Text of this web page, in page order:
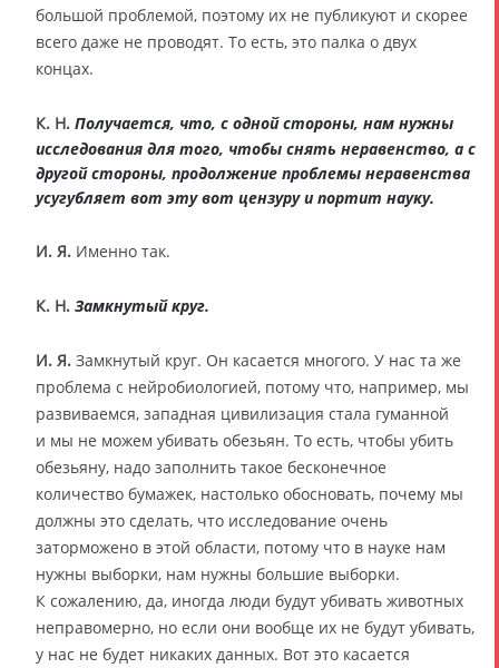
большой проблемой, поэтому их не публикуют и скорее
всего даже не проводят. То есть, это палка о двух
концах.
К. Н. Получается, что, с одной стороны, нам нужны
исследования для того, чтобы снять неравенство, а с
другой стороны, продолжение проблемы неравенства
усугубляет вот эту вот цензуру и портит науку.
И. Я. Именно так.
К. Н. Замкнутый круг.
И. Я. Замкнутый круг. Он касается многого. У нас та же
проблема с нейробиологией, потому что, например, мы
развиваемся, западная цивилизация стала гуманной
и мы не можем убивать обезьян. То есть, чтобы убить
обезьяну, надо заполнить такое бесконечное
количество бумажек, настолько обосновать, почему мы
должны это сделать, что исследование очень
заторможено в этой области, потому что в науке нам
нужны выборки, нам нужны большие выборки.
К сожалению, да, иногда люди будут убивать животных
неправомерно, но если они вообще их не будут убивать,
у нас не будет никаких данных. Вот это касается